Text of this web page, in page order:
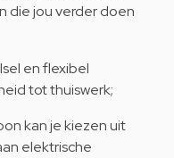
die jou verder doen
en flexibel
tot thuiswerk;
kan je kiezen uit
elektrische